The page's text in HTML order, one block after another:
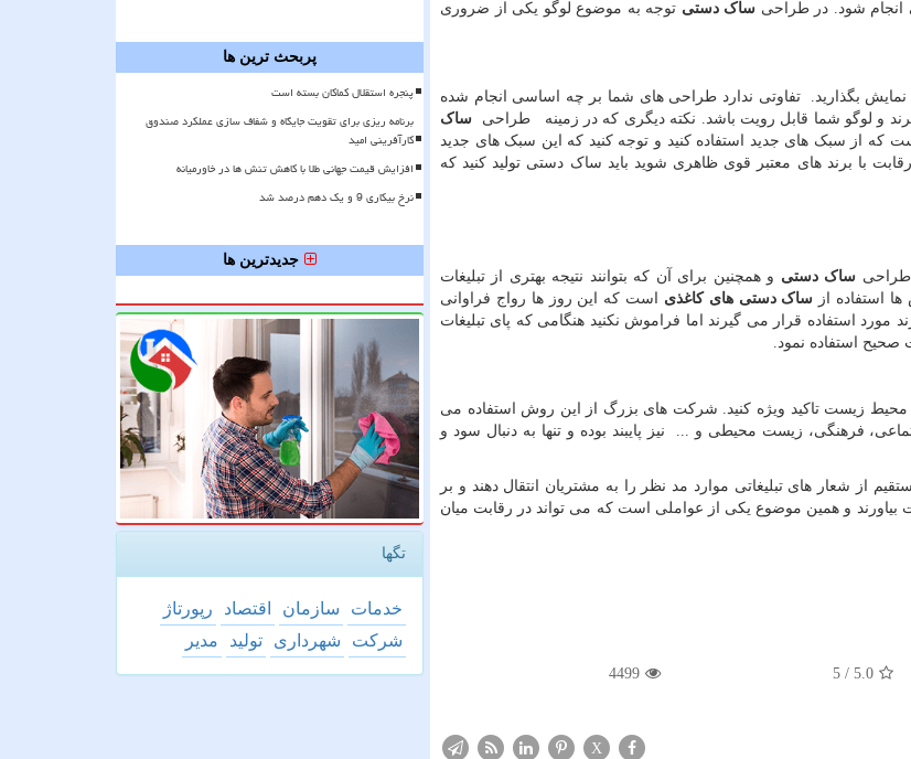
انجام شود. در طراحی ساک دستی توجه به موضوع لوگو یکی از ضروری
بگذارید. تفاوتی ندارد طراحی های شما بر چه اساسی انجام شده
و لوگو شما قابل رویت باشد. نکته دیگری که در زمینه طراحی
ساک
که از سبک های جدید استفاده کنید و توجه کنید که این سبک های جدید
با برند های معتبر قوی ظاهری شوید باید ساک دستی تولید کنید که
طراحی ساک دستی و همچنین برای آن که بتوانند نتیجه بهتری از تبلیغات
استفاده از ساک دستی های کاغذی است که این روز ها رواج فراوانی
مورد استفاده قرار می گیرند اما فراموش نکنید هنگامی که پای تبلیغات
صحیح استفاده نمود.
زیست تاکید ویژه کنید. شرکت های بزرگ از این روش استفاده می
فرهنگی، زیست محیطی و ... نیز پایبند بوده و تنها به دنبال سود و
از شعار های تبلیغاتی موارد مد نظر را به مشتریان انتقال دهند و بر
و همین موضوع یکی از عواملی است که می تواند در رقابت میان
5.0
/
5
4499
X
پربحث ترین ها
پنجره استقلال کماکان بسته است
برنامه ریزی برای تقویت جایگاه و شفاف سازی عملکرد صندوق
کارآفرینی امید
افزایش قیمت جهانی طلا با کاهش تنش ها در خاورمیانه
نرخ بیکاری 9 و یک دهم درصد شد
جدیدترین ها
تگها
خدمات سازمان اقتصاد
رپورتاژ
شركت
شهرداری تولید مدیر